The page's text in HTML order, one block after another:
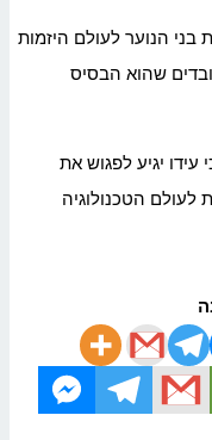
הנוער לעולם היזמות
שהוא הבסיס
יגיע לפגוש את
הטכנולוגיה